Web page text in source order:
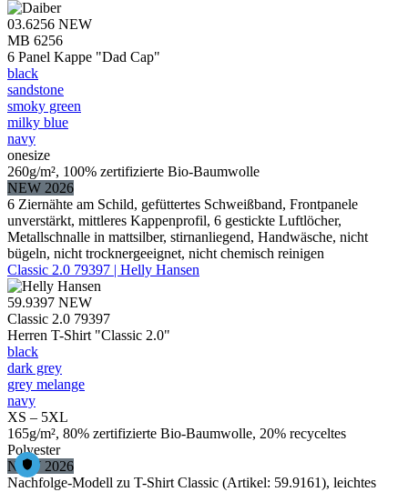
03.6256 NEW
MB 6256
6 Panel Kappe "Dad Cap"
black
sandstone
smoky green
milky blue
navy
onesize
260g/m², 100% zertifizierte Bio-Baumwolle
NEW 2026
6 Ziernähte am Schild, gefüttertes Schweißband, Frontpanele
unverstärkt, mittleres Kappenprofil, 6 gestickte Luftlöcher,
Metallschnalle in mattsilber, stirnanliegend, Handwäsche, nicht
bügeln, nicht trocknergeeignet, nicht chemisch reinigen
Classic 2.0 79397 | Helly Hansen
59.9397 NEW
Classic 2.0 79397
Herren T-Shirt "Classic 2.0"
black
dark grey
grey melange
navy
XS – 5XL
165g/m², 80% zertifizierte Bio-Baumwolle, 20% recyceltes
Polyester
NEW 2026
Nachfolge-Modell zu T-Shirt Classic (Artikel: 59.9161), leichtes